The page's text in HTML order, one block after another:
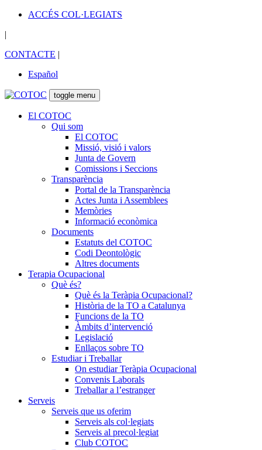
ACCÉS COL·LEGIATS
|
CONTACTE |
Español
toggle menu
El COTOC
Qui som
El COTOC
Missió, visió i valors
Junta de Govern
Comissions i Seccions
Transparència
Portal de la Transparència
Actes Junta i Assemblees
Memòries
Informació econòmica
Documents
Estatuts del COTOC
Codi Deontològic
Altres documents
Terapia Ocupacional
Què és?
Què és la Teràpia Ocupacional?
Història de la TO a Catalunya
Funcions de la TO
Àmbits d’intervenció
Legislació
Enllaços sobre TO
Estudiar i Treballar
On estudiar Teràpia Ocupacional
Convenis Laborals
Treballar a l’estranger
Serveis
Serveis que us oferim
Serveis als col·legiats
Serveis al precol·legiat
Club COTOC